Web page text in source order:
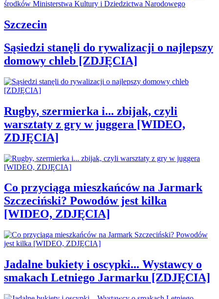
Szczecin
Sąsiedzi stanęli do rywalizacji o najlepszy
domowy chleb [ZDJĘCIA]
Rugby, szermierka i... zbijak, czyli
warsztaty z gry w juggera [WIDEO,
ZDJĘCIA]
Co przyciąga mieszkańców na Jarmark
Szczeciński? Powodów jest kilka
[WIDEO, ZDJĘCIA]
Jadalne bukiety i oscypki... Wystawcy o
smakach Letniego Jarmarku [ZDJĘCIA]